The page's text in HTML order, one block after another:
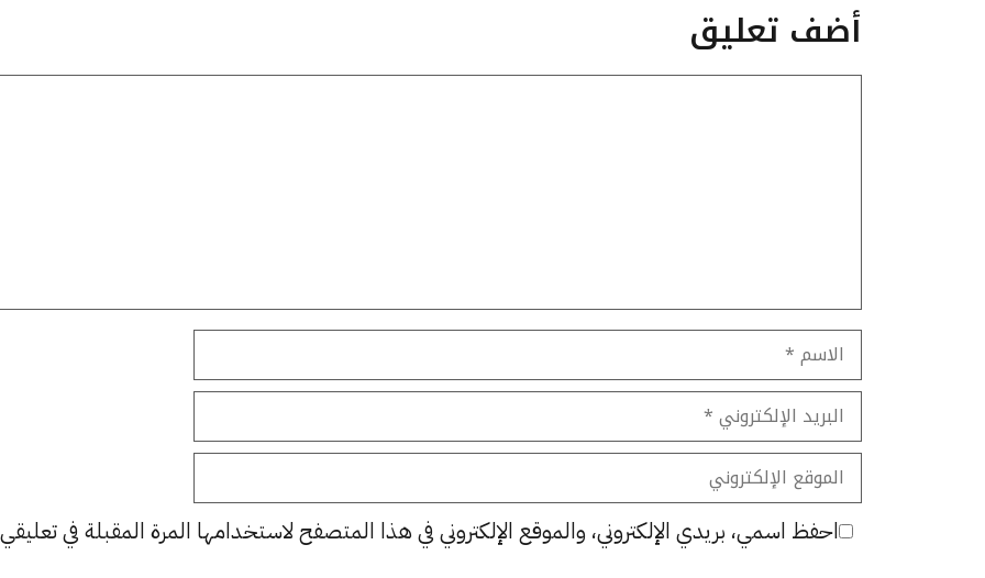
أضف تعليق
الاسم
البريد
الإلكتروني
الموقع
الإلكتروني
احفظ اسمي، بريدي الإلكتروني، والموقع الإلكتروني في هذا المتصفح لاستخدامها المرة المقبلة في